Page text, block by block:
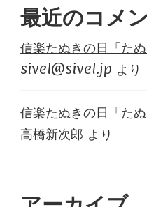
最近のコメ
信楽たぬきの日「た
sivel@sivel.jp より
信楽たぬきの日「た
高橋新次郎 より